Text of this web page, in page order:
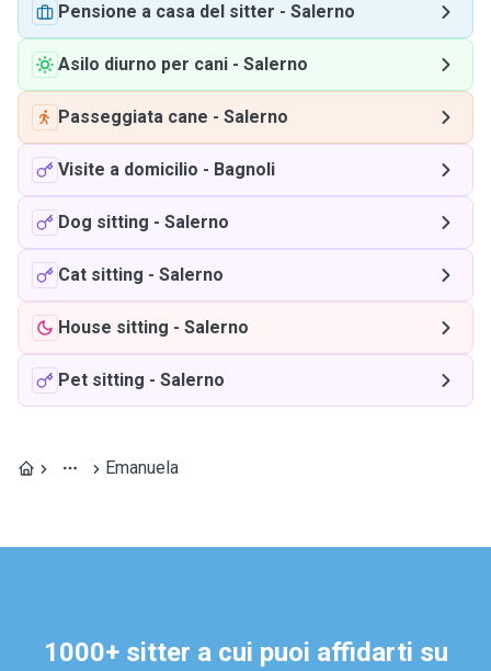
Pensione a casa del sitter - Salerno
Asilo diurno per cani - Salerno
Passeggiata cane - Salerno
Visite a domicilio - Bagnoli
Dog sitting - Salerno
Cat sitting - Salerno
House sitting - Salerno
Pet sitting - Salerno
Emanuela
1000+ sitter a cui puoi affidarti su